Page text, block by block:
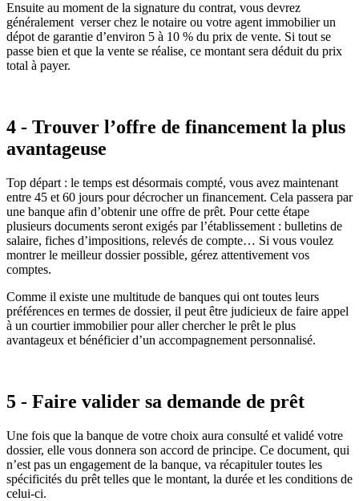
Ensuite au moment de la signature du contrat, vous devrez
généralement verser chez le notaire ou votre agent immobilier un
dépot de garantie d’environ 5 à 10 % du prix de vente. Si tout se
passe bien et que la vente se réalise, ce montant sera déduit du prix
total à payer.
4 - Trouver l’offre de financement la plus
avantageuse
Top départ : le temps est désormais compté, vous avez maintenant
entre 45 et 60 jours pour décrocher un financement. Cela passera par
une banque afin d’obtenir une offre de prêt. Pour cette étape
plusieurs documents seront exigés par l’établissement : bulletins de
salaire, fiches d’impositions, relevés de compte… Si vous voulez
montrer le meilleur dossier possible, gérez attentivement vos
comptes.
Comme il existe une multitude de banques qui ont toutes leurs
préférences en termes de dossier, il peut être judicieux de faire appel
à un courtier immobilier pour aller chercher le prêt le plus
avantageux et bénéficier d’un accompagnement personnalisé.
5 - Faire valider sa demande de prêt
Une fois que la banque de votre choix aura consulté et validé votre
dossier, elle vous donnera son accord de principe. Ce document, qui
n’est pas un engagement de la banque, va récapituler toutes les
spécificités du prêt telles que le montant, la durée et les conditions de
celui-ci.